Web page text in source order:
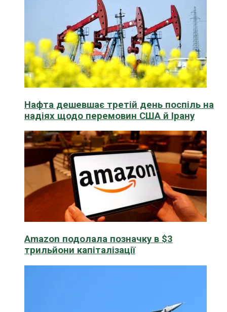
Нафта дешевшає третій день поспіль на
надіях щодо перемовин США й Ірану
Amazon подолала позначку в $3
трильйони капіталізації